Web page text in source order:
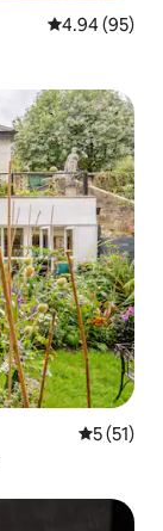
औसत रेटिंग 5 में
4.94 (95)
औसत रेटिंग
5 (51)